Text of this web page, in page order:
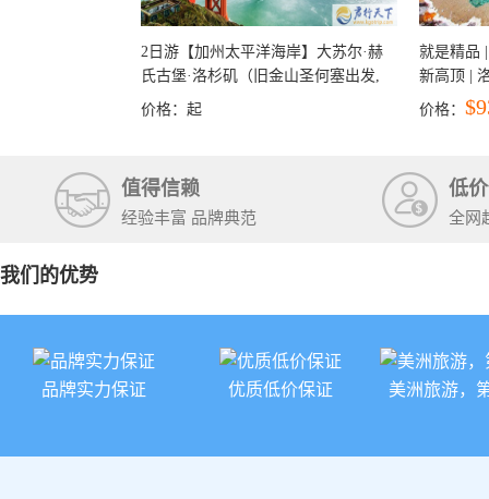
2日游【加州太平洋海岸】大苏尔·赫
氏古堡·洛杉矶（旧金山圣何塞出发,
洛杉矶结束）
价格： 起
就是精品
新高顶 |
彩穴+马
价格：
值得信赖
经验丰富 品牌典范
低
全网
我们的优势
品牌实力保证 优质低价保证 美洲旅游，